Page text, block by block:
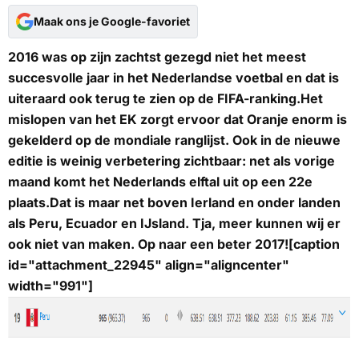
Maak ons je Google-favoriet
2016 was op zijn zachtst gezegd niet het meest
succesvolle jaar in het Nederlandse voetbal en dat is
uiteraard ook terug te zien op de FIFA-ranking.Het
mislopen van het EK zorgt ervoor dat Oranje enorm is
gekelderd op de mondiale ranglijst. Ook in de nieuwe
editie is weinig verbetering zichtbaar: net als vorige
maand komt het Nederlands elftal uit op een 22e
plaats.Dat is maar net boven Ierland en onder landen
als Peru, Ecuador en IJsland. Tja, meer kunnen wij er
ook niet van maken. Op naar een beter 2017![caption
id="attachment_22945" align="aligncenter"
width="991"]